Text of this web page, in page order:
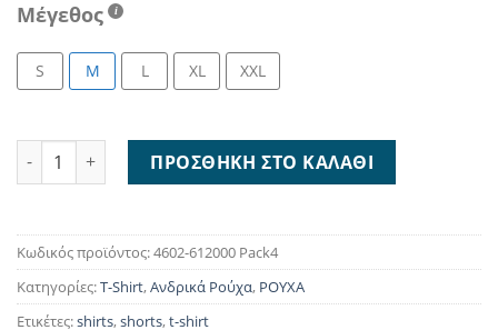
Μέγεθος
S M L XL XXL
T-shirt Pack8 4602-612000 ποσότητα
ΠΡΟΣΘΉΚΗ ΣΤΟ ΚΑΛΆΘΙ
Κωδικός προϊόντος:4602-612000 Pack4
Κατηγορίες:T-Shirt,Ανδρικά Ρούχα, ΡΟΥΧΑ
Ετικέτες:shirts,shorts,t-shirt